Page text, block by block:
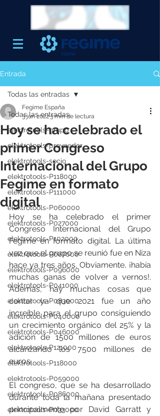
Entrada
Todas las entradas
elektrotools-grupo
elektrotools-proveedor
elektrotools-socio
elektrotools-P118000
elektrotools-P111000
elektrotools-P060000
elektrotools-P027000
elektrotools-P102000
elektrotools-P087000
elektrotools-P096000
elektrotools-P041000
elektrotools-P083000
elektrotools-P040000
elektrotools-P046000
elektrotools-P121000
elektrotools-P118000
elektrotools-P059000
elektrotools-P086000
elektrotools-P033000
Todas las entradas
Hoy se ha celebrado el
primer Congreso
Internacional del Grupo
Fegime en formato
digital
Fegime España
3 jun 20223 min de lectura
Hoy se ha celebrado el primer
Congreso Internacional del Grupo
Fegime en formato digital. La última
vez que el grupo se reunió fue en Niza
hace ya tres años. Obviamente, ¡había
muchas ganas de volver a vernos!.
Además, hay muchas cosas que
contar ya que 2021 fue un año
increíble para el grupo consiguiendo
un crecimiento orgánico del 25% y la
adición de 1500 millones de euros
alcanzando los 7500 millones de
euros.
El congreso, que se ha desarrollado
durante toda la mañana presentado
principalmente por David Garratt y